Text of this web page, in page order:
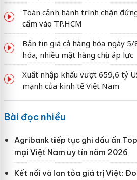
Toàn cảnh hành trình chặn
cấm vào TP.HCM
Bản tin giá cả hàng hóa ngày
hóa, nhiều mặt hàng chịu áp lực
Xuất nhập khẩu vượt 659,6 tỷ
mạnh của kinh tế Việt Nam
Bài đọc nhiều
Agribank tiếp tục ghi dấu ấn
mại Việt Nam uy tín năm 2026
Kết nối và lan tỏa giá trị Việt: